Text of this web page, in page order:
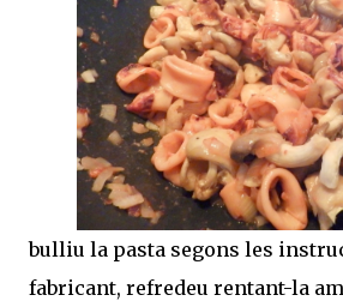
bulliu la pasta segons les
fabricant, refredeu rentant-la